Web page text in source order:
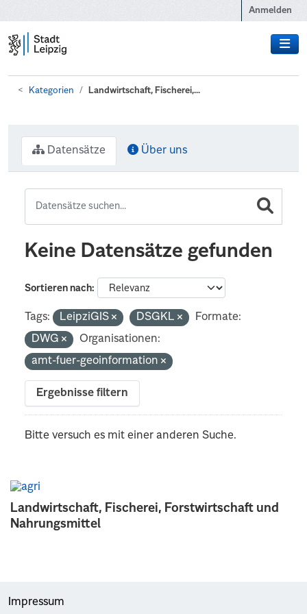
Anmelden
Kategorien Landwirtschaft, Fischerei,...
Landwirtschaft, Fischerei, Forstwirtschaft und
Nahrungsmittel
Datensätze Über uns
Keine Datensätze gefunden
Sortieren nach
Tags: LeipziGIS DSGKL
Formate:
DWG
Organisationen:
amt-fuer-geoinformation
Ergebnisse filtern
Bitte versuch es mit einer anderen Suche.
Impressum